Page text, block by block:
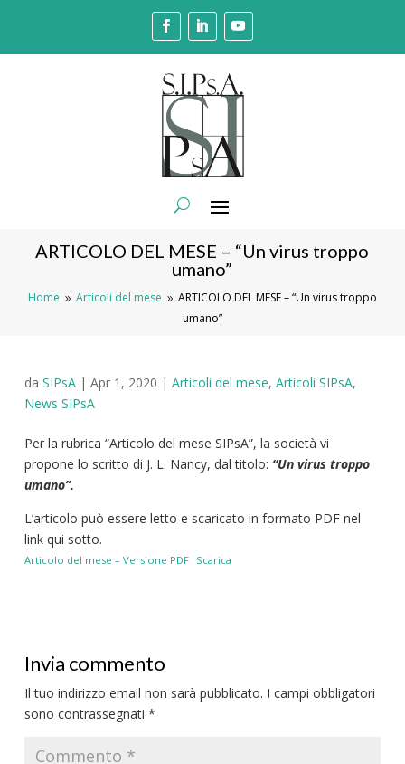
ARTICOLO DEL MESE – “Un virus troppo
umano”
Home 9 Articoli del mese 9 ARTICOLO DEL MESE – “Un virus troppo
umano”
da SIPsA| Apr 1, 2020 | Articoli del mese, Articoli SIPsA,
News SIPsA
Per la rubrica “Articolo del mese SIPsA”, la società vi
propone lo scritto di J. L. Nancy, dal titolo: “Un virus troppo
umano”.
L’articolo può essere letto e scaricato in formato PDF nel
link qui sotto.
Articolo del mese – Versione PDF Scarica
Invia commento
Il tuo indirizzo email non sarà pubblicato. I campi obbligatori
sono contrassegnati *